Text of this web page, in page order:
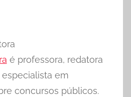
é professora, redatora
em
concursos públicos.